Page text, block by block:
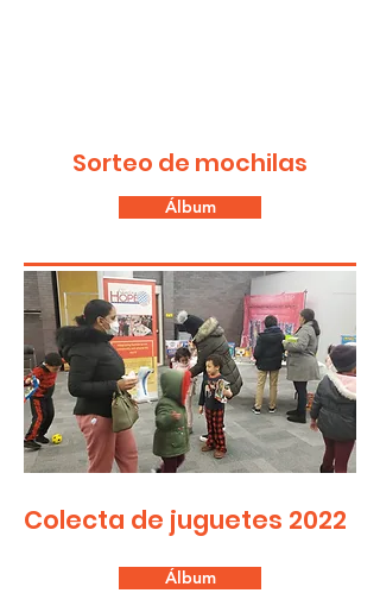
Sorteo de mochilas
Álbum
Colecta de juguetes 2022
Álbum